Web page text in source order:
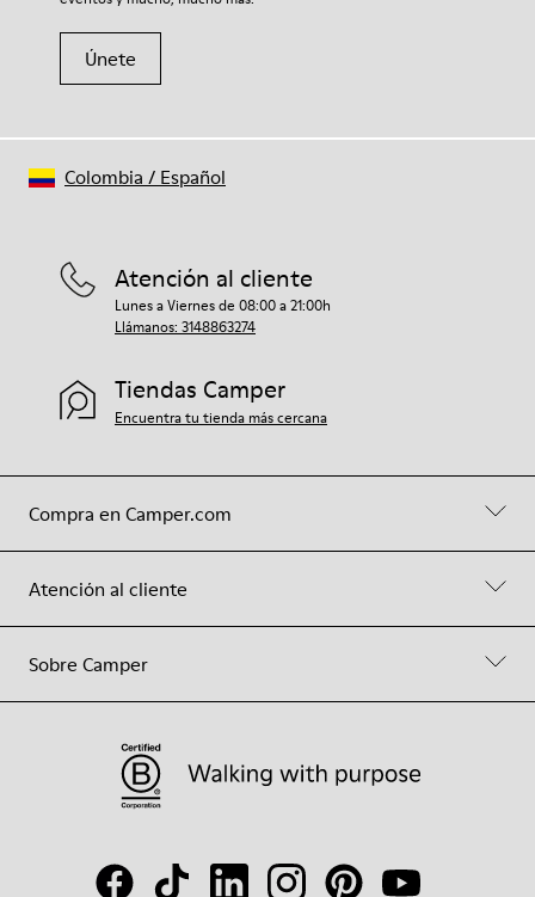
Únete
Compra en Camper.com
Atención al cliente
Sobre Camper
Atención al cliente
Lunes a Viernes de 08:00 a 21:00h
Llámanos: 3148863274
Tiendas Camper
Encuentra tu tienda más cercana
Colombia / Español